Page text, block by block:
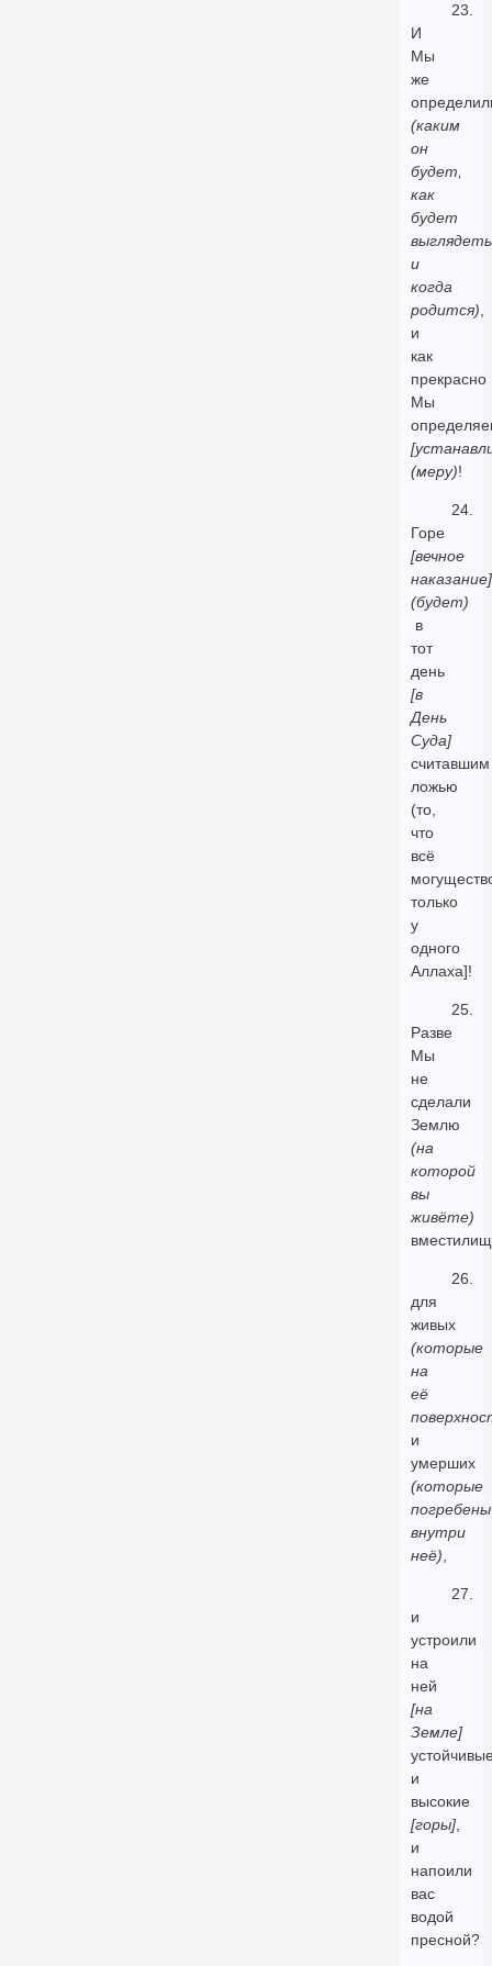
23.
И
Мы
же
(каким
он
будет,
как
будет
и
когда
родится),
и
как
прекрасно
Мы
(меру)!
24.
Горе
[вечное
наказание]
(будет)
в
тот
день
[в
День
Суда]
считавшим
ложью
(то,
что
всё
только
у
одного
Аллаха]!
25.
Разве
Мы
не
сделали
Землю
(на
которой
вы
живёте)
26.
для
живых
(которые
на
её
и
умерших
(которые
погребены
внутри
неё),
27.
и
устроили
на
ней
[на
Земле]
и
высокие
[горы],
и
напоили
вас
водой
пресной?